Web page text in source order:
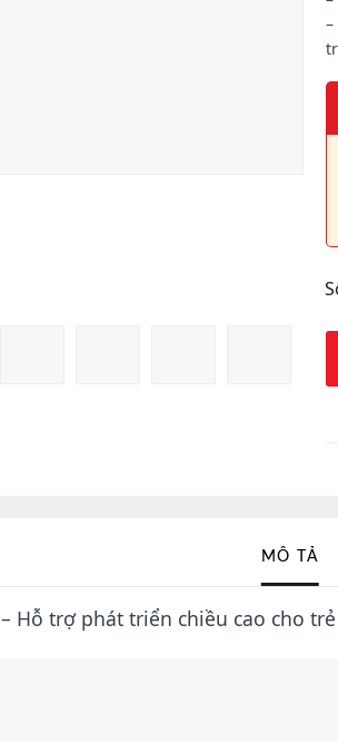
MÔ TẢ
– Hỗ trợ phát triển chiều cao cho trẻ